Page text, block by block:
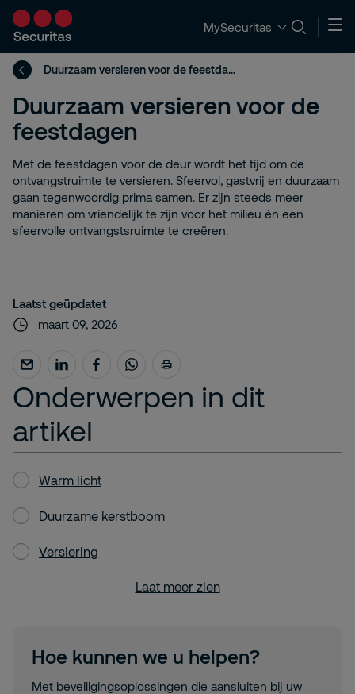
MySecuritas
Duurzaam versieren voor de feestdagen
Duurzaam versieren voor de
feestdagen
Met de feestdagen voor de deur wordt het tijd om de
ontvangstruimte te versieren. Sfeervol, gastvrij en duurzaam
gaan tegenwoordig prima samen. Er zijn steeds meer
manieren om vriendelijk te zijn voor het milieu én een
sfeervolle ontvangstsruimte te creëren.
Laatst geüpdatet
maart 09, 2026
Onderwerpen in dit
artikel
Warm licht
Duurzame kerstboom
Versiering
Laat meer zien
Hoe kunnen we u helpen?
Met beveiligingsoplossingen die aansluiten bij uw